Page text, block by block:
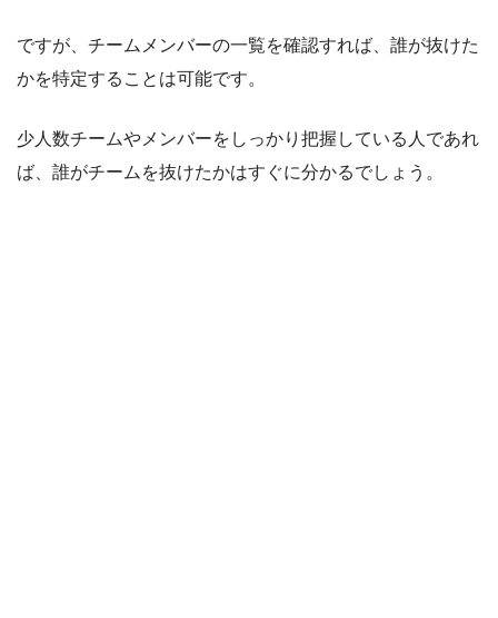
ですが、チームメンバーの一覧を確認すれば、誰が抜けた
かを特定することは可能です。
少人数チームやメンバーをしっかり把握している人であれ
ば、誰がチームを抜けたかはすぐに分かるでしょう。